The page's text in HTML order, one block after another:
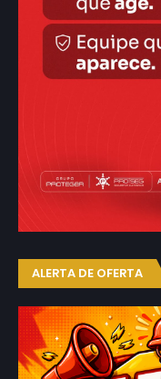
ALERTA DE OFERTA